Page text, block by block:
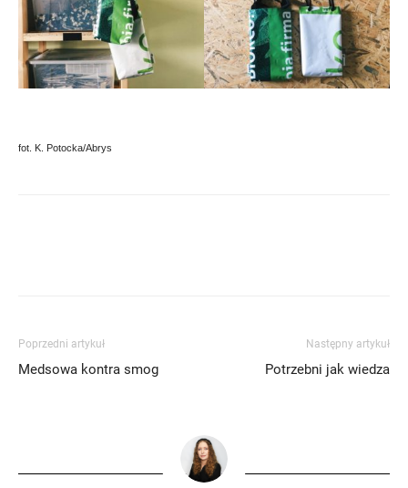
fot. K. Potocka/Abrys
Poprzedni artykuł
Medsowa kontra smog
Następny artykuł
Potrzebni jak wiedza